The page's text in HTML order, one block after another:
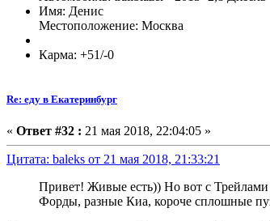
Имя: Денис
Местоположение: Москва
Карма: +51/-0
Re: еду в Екатеринбург
« Ответ #32 : 21 мая 2018, 22:04:05 »
Цитата: baleks от 21 мая 2018, 21:33:21
Привет! Живые есть)) Но вот с Трейлами
Форды, разные Киа, короче сплошные